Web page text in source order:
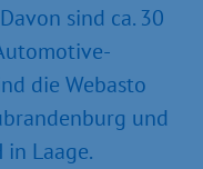
sind ca. 30
die Webasto
und
in Laage.